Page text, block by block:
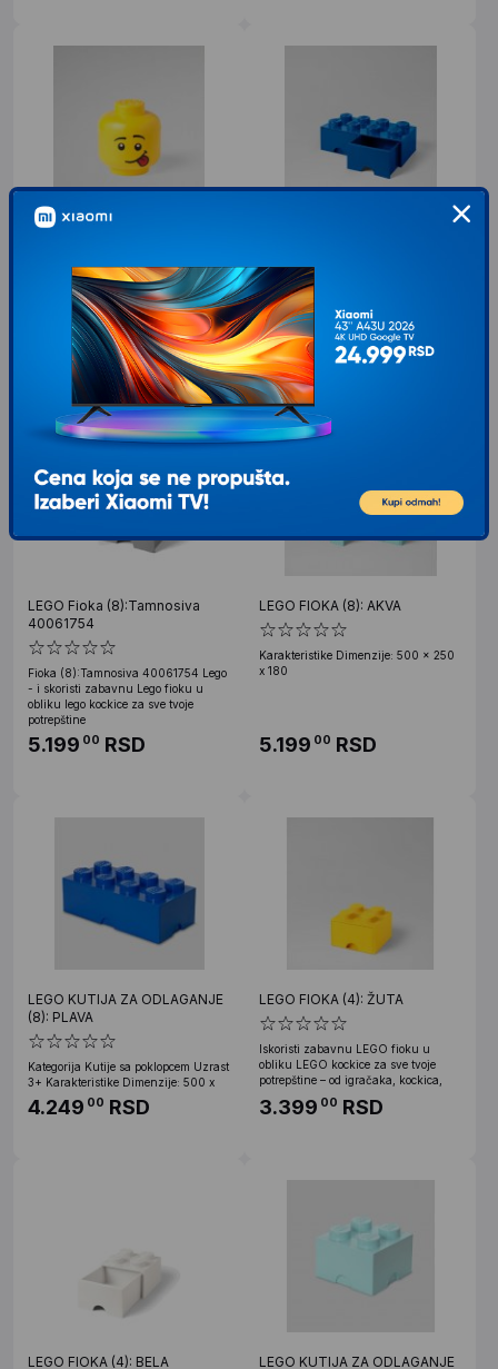
LEGO GLAVA ZA ODLAGANJE
Kategorija Glave za odlaganje Uzrast
3+ Karakteristike Dimenzije: ø 160 x
193 mm Zapremina:
1.94900RSD
Fioka:Plava 40061731 Lego - Iskoristi
zabavnu LEGO fioku u obliku LEGO
kockice za sve tvoje potrepštine
5.199 RSD
LEGO Fioka (8):Tamnosiva
40061754
Fioka (8):Tamnosiva 40061754 Lego
- i skoristi zabavnu Lego fioku u
obliku lego kockice za sve tvoje
potrepštine
5.199 00 RSD
LEGO FIOKA (8): AKVA
Karakteristike Dimenzije: 500 x 250
x 180
5.199 00 RSD
LEGO KUTIJA ZA ODLAGANJE
(8): PLAVA
Kategorija Kutije sa poklopcem Uzrast
3+ Karakteristike Dimenzije: 500 x
4.249 00 RSD
LEGO FIOKA (4): ŽUTA
Iskoristi zabavnu LEGO fioku u
obliku LEGO kockice za sve tvoje
potrepštine – od igračaka, kockica,
3.399 00 RSD
LEGO FIOKA (4): BELA
LEGO KUTIJA ZA ODLAGANJE